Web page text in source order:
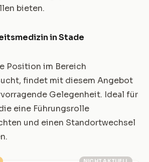
bieten.
in Stade
Position im Bereich
findet mit diesem Angebot
Gelegenheit. Ideal für
eine Führungsrolle
und einen Standortwechsel